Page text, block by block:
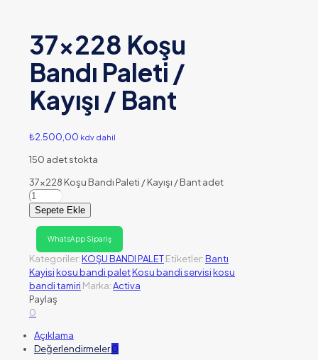
37×228 Koşu
Bandı Paleti /
Kayışı / Bant
₺2.500,00 kdv dahil
150 adet stokta
37x228 Koşu Bandı Paleti / Kayışı / Bant adet
Sepete Ekle
WhatsApp Sipariş
Kategoriler:KOŞU BANDI PALETEtiketler:Bantı
Kayisikosu bandi paletKosu bandi servisikosu
bandi tamiri Marka:Activa
Paylaş
0
Açıklama
Değerlendirmeler0